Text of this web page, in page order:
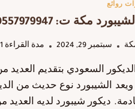
روائع
0557979947 ديكور شيبورد مكة
سبتمبر 29, 2024 مدة القراءة
السعودي بتقديم
ويعد الشيبورد نوع حديث من
ديكور شيبورد لديه العديد